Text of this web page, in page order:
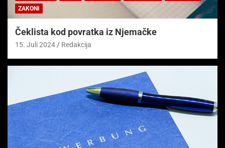
ZAKONI
Čeklista kod povratka iz Njemačke
15. Juli 2024 Redakcija